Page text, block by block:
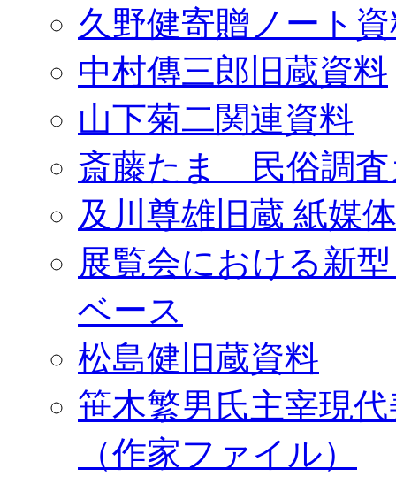
久野健寄贈ノート
中村傳三郎旧蔵資料
山下菊二関連資料
斎藤たま 民俗調査
及川尊雄旧蔵 紙媒
展覧会における新
ベース
松島健旧蔵資料
笹木繁男氏主宰現
（作家ファイル）